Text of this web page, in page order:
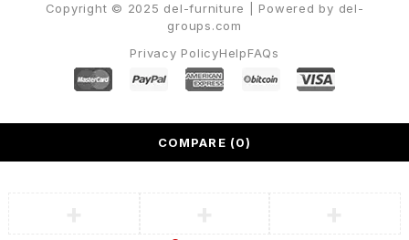
Privacy PolicyHelpFAQs
Copyright © 2025 del-furniture | Powered by del-
groups.com
COMPARE (0)